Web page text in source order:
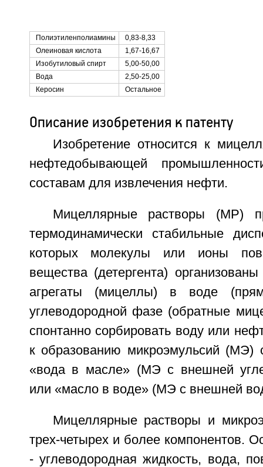
Полиэтиленполиамины
0,83-8,33
Олеиновая кислота
1,67-16,67
Изобутиловый спирт
5,00-50,00
Вода
2,50-25,00
Керосин
Остальное
Описание изобретения к патенту
Изобретение относится к
нефтедобывающей
составам для извлечения нефти.
Мицеллярные растворы (МР)
термодинамически стабильные
которых молекулы или ионы
вещества (детергента)
агрегаты (мицеллы) в воде
углеводородной фазе (обратные
спонтанно сорбировать воду или
к образованию микроэмульсий (МЭ)
«вода в масле» (МЭ с внешней
или «масло в воде» (МЭ с внешней
Мицеллярные растворы и
трех-четырех и более компонентов.
- углеводородная жидкость, вода,